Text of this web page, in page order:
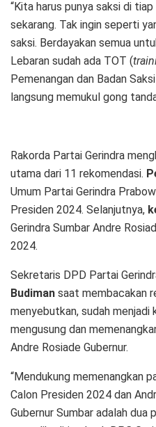
“Kita harus punya saksi di
sekarang. Tak ingin seperti
saksi. Berdayakan semua
Lebaran sudah ada TOT (
Pemenangan dan Badan
langsung memukul gong
Rakorda Partai Gerindra
utama dari 11 rekomendasi.
Umum Partai Gerindra
Presiden 2024. Selanjutnya,
Gerindra Sumbar Andre
2024.
Sekretaris DPD Partai
Budiman saat membacakan
menyebutkan, sudah
mengusung dan
Andre Rosiade Gubernur.
“Mendukung memenangkan
Calon Presiden 2024 dan
Gubernur Sumbar adalah dua